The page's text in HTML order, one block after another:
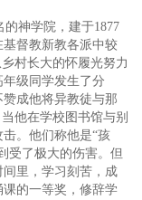
神学院，建于1877
督教新教各派中较
村长大的怀履光努力
级同学发生了分
成他将异教徒与那
他在学校图书馆与别
。他们称他是“孩
受了极大的伤害。但
里，学习刻苦，成
的一等奖，修辞学